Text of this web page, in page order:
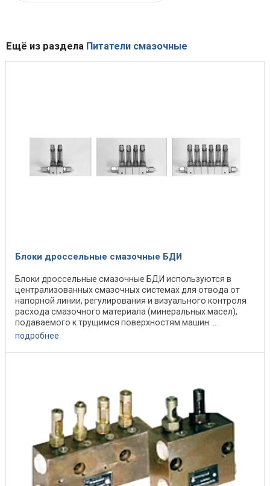
Ещё из раздела Питатели смазочные
Блоки дроссельные смазочные БДИ
Блоки дроссельные смазочные БДИ используются в
централизованных смазочных системах для отвода от
напорной линии, регулирования и визуального контроля
расхода смазочного материала (минеральных масел),
подаваемого к трущимся поверхностям машин. ...
подробнее